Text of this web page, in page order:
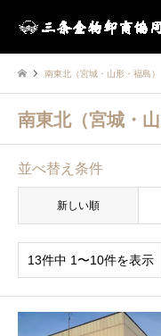
南東北（宮城・山形・福島）
南東北（宮城・山
並べ替え条件
新しい順
13件中 1〜10件を表示